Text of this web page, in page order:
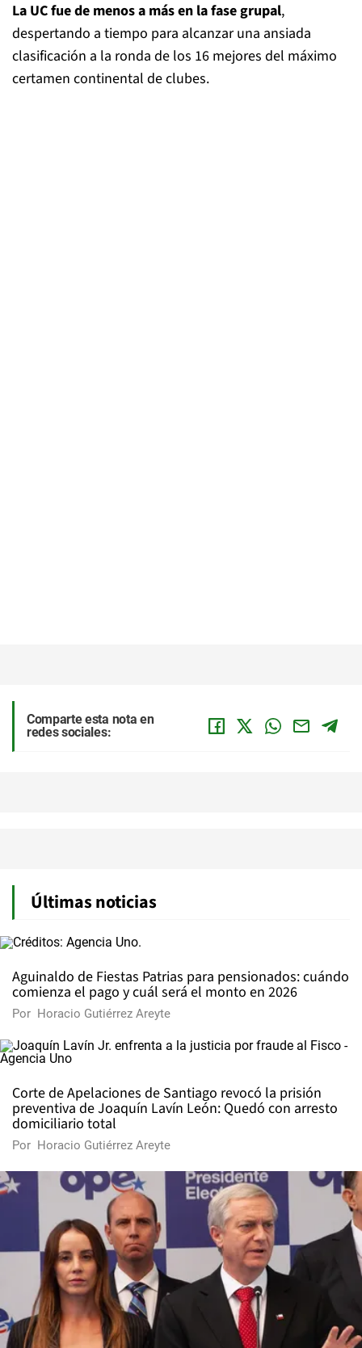
La UC fue de menos a más en la fase grupal,
despertando a tiempo para alcanzar una ansiada
clasificación a la ronda de los 16 mejores del máximo
certamen continental de clubes.
Comparte esta nota en
redes sociales:
Últimas noticias
Aguinaldo de Fiestas Patrias para pensionados: cuándo
comienza el pago y cuál será el monto en 2026
Por Horacio Gutiérrez Areyte
Corte de Apelaciones de Santiago revocó la prisión
preventiva de Joaquín Lavín León: Quedó con arresto
domiciliario total
Por Horacio Gutiérrez Areyte